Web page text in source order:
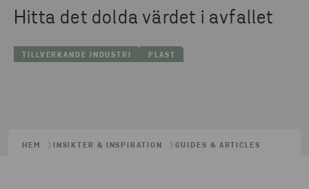
Hitta det dolda värdet i avfallet
TILLVERKANDE INDUSTRI PLAST
HEM INSIKTER & INSPIRATION GUIDES & ARTICLES